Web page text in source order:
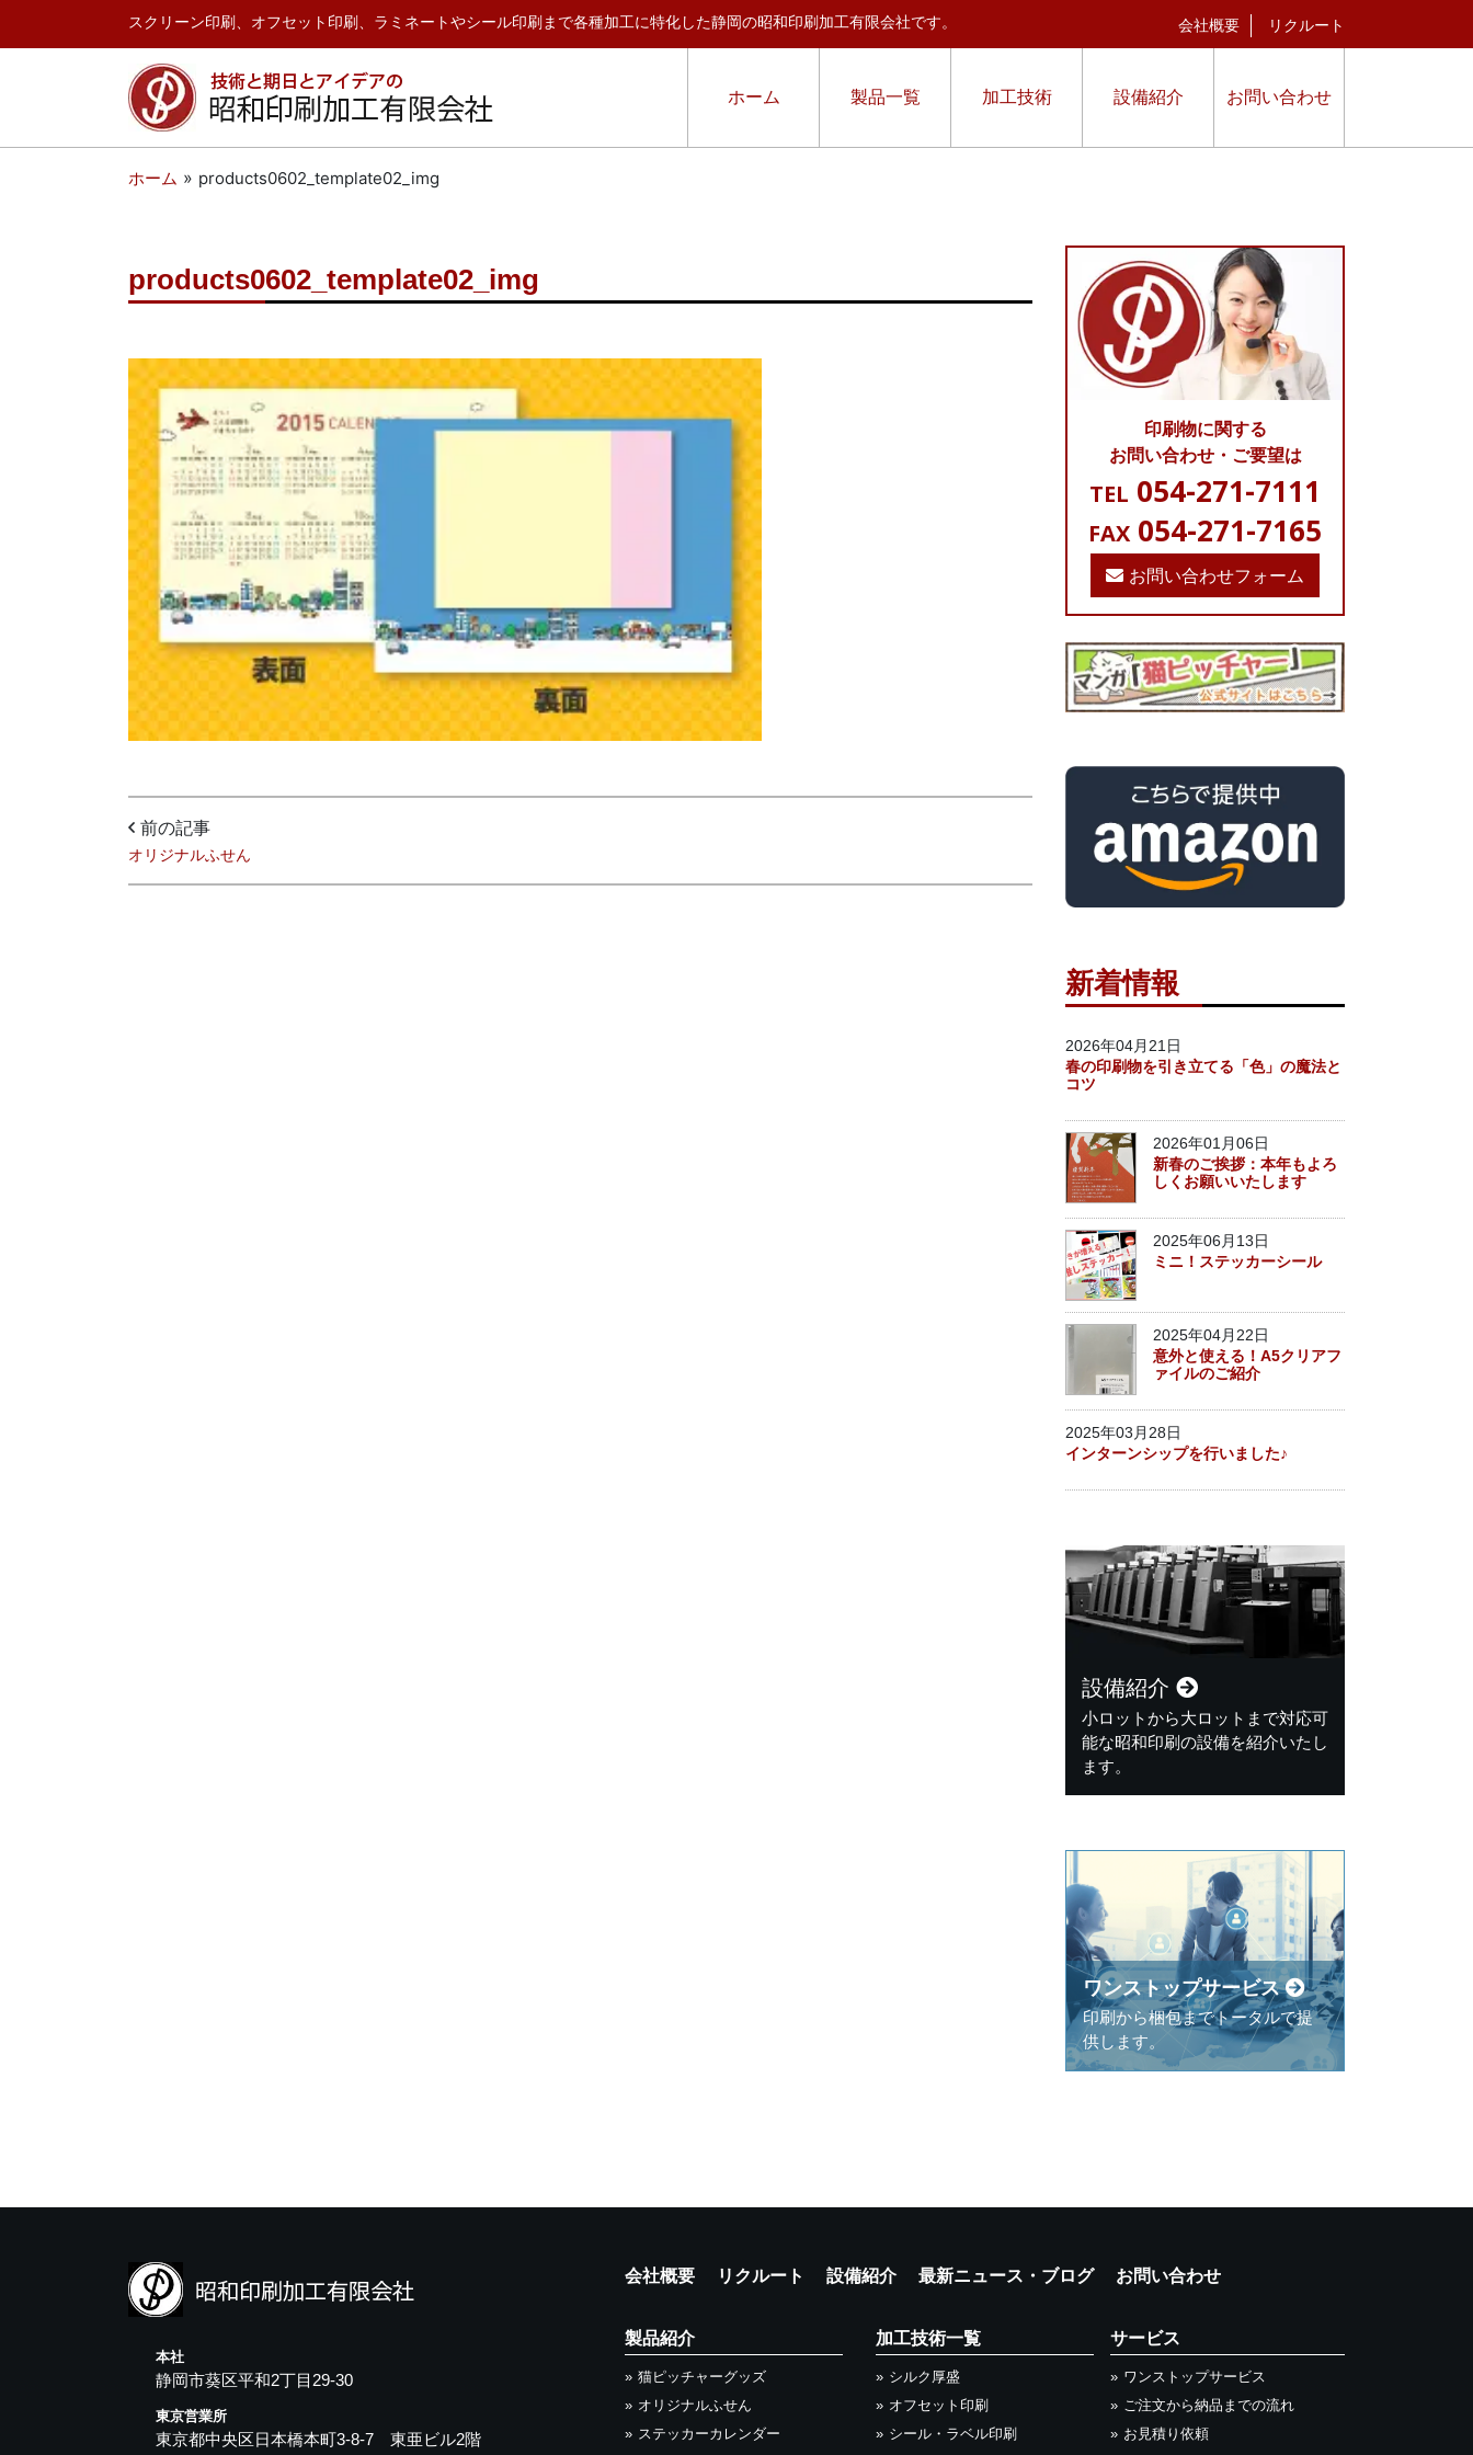
スクリーン印刷、オフセット印刷、ラミネートやシール印刷まで各種加工に特化した静岡の昭和印刷加工有限会社です。 会社概要 リクルート
ホーム 製品一覧 加工技術 設備紹介 お問い合わせ
ホーム » products0602_template02_img
products0602_template02_img
前の記事
オリジナルふせん
印刷物に関する
お問い合わせ・ご要望は
TEL 054-271-7111
FAX 054-271-7165
お問い合わせフォーム
新着情報
2026年04月21日
春の印刷物を引き立てる「色」の魔法と
コツ
2026年01月06日
新春のご挨拶：本年もよろ
しくお願いいたします
2025年06月13日
ミニ！ステッカーシール
2025年04月22日
意外と使える！A5クリアフ
ァイルのご紹介
2025年03月28日
インターンシップを行いました♪
設備紹介
小ロットから大ロットまで対応可
能な昭和印刷の設備を紹介いたし
ます。
ワンストップサービス
印刷から梱包までトータルで提
供します。
本社
静岡市葵区平和2丁目29-30
東京営業所
東京都中央区日本橋本町3-8-7 東亜ビル2階
会社概要 リクルート 設備紹介 最新ニュース・ブログ お問い合わせ
製品紹介
猫ピッチャーグッズ
オリジナルふせん
ステッカーカレンダー
加工技術一覧
シルク厚盛
オフセット印刷
シール・ラベル印刷
サービス
ワンストップサービス
ご注文から納品までの流れ
お見積り依頼